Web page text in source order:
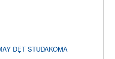
DỆT STUDAKOMA